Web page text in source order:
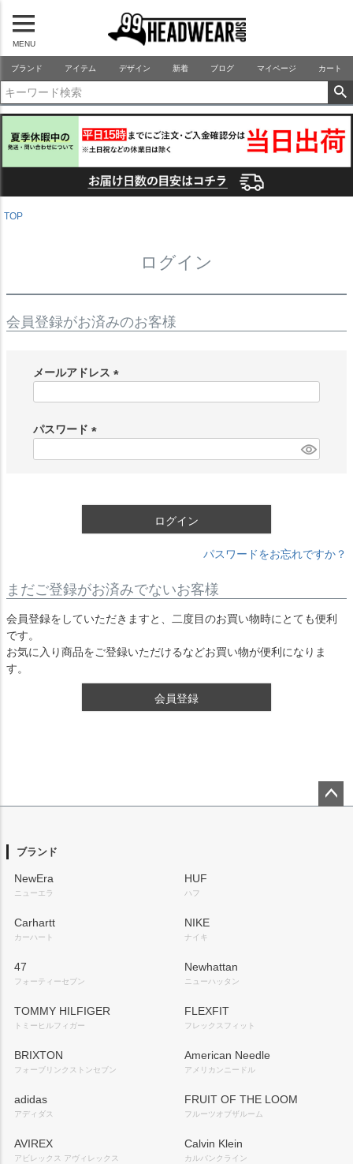
MENU
99HEADWEARSHOP
ブランド アイテム デザイン 新着 ブログ マイページ カート
TOP
ログイン
会員登録がお済みのお客様
メールアドレス
)
パスワード
ログイン
パスワードをお忘れですか？
まだご登録がお済みでないお客様
会員登録をしていただきますと、二度目のお買い物時にとても便利
です。
お気に入り商品をご登録いただけるなどお買い物が便利になりま
す。
会員登録
ブランド
NewEra
ニューエラ
HUF
ハフ
Carhartt
カーハート
NIKE
ナイキ
47
フォーティーセブン
Newhattan
ニューハッタン
TOMMY HILFIGER
トミーヒルフィガー
FLEXFIT
フレックスフィット
BRIXTON
フォーブリンクストンセブン
American Needle
アメリカンニードル
adidas
アディダス
FRUIT OF THE LOOM
フルーツオブザルーム
AVIREX
アビレックス アヴィレックス
Calvin Klein
カルバンクライン